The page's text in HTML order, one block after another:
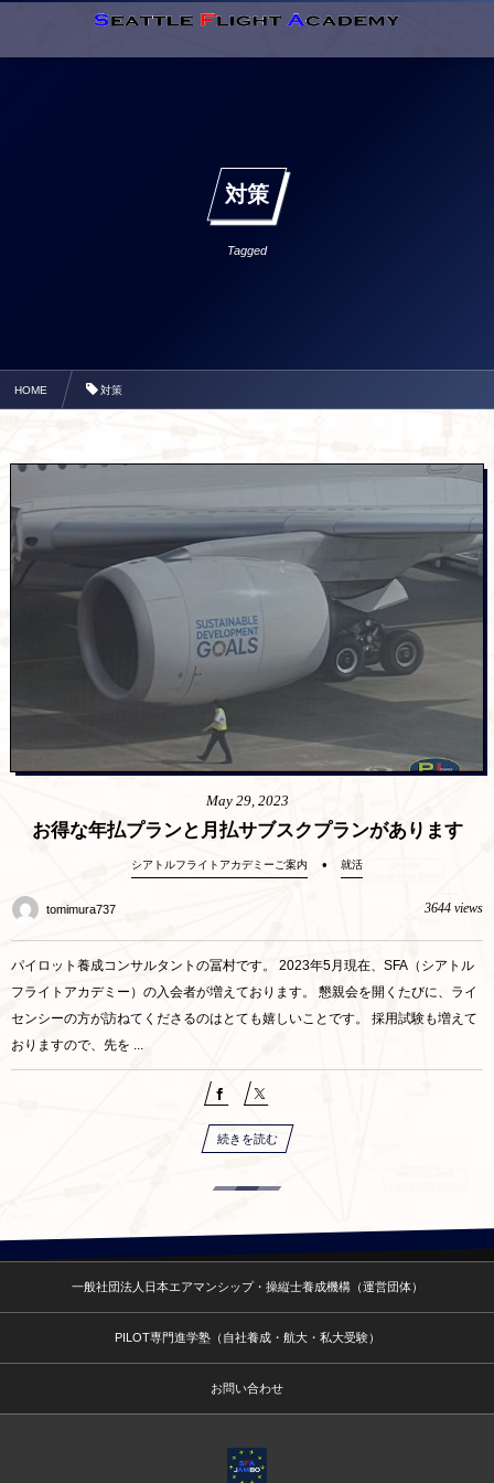
対策
Tagged
HOME 対策
May 29, 2023
お得な年払プランと月払サブスクプランがあります
シアトルフライトアカデミーご案内 就活
tomimura737 3644 views
パイロット養成コンサルタントの冨村です。 2023年5月現在、SFA（シアトル
フライトアカデミー）の入会者が増えております。 懇親会を開くたびに、ライ
センシーの方が訪ねてくださるのはとても嬉しいことです。 採用試験も増えて
おりますので、先を ...
続きを読む
一般社団法人日本エアマンシップ・操縦士養成機構（運営団体）
PILOT専門進学塾（自社養成・航大・私大受験）
お問い合わせ